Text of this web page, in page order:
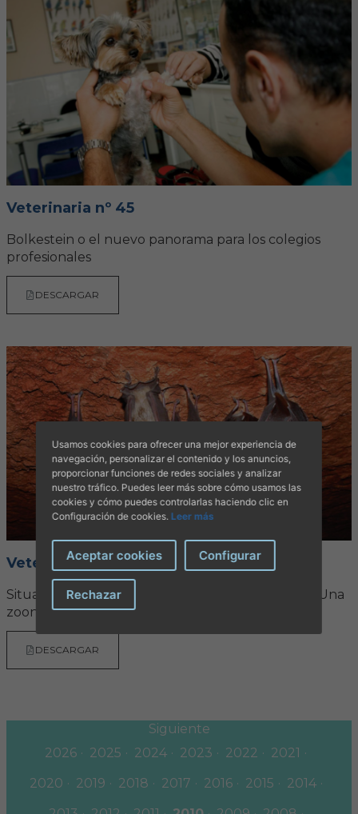
CONTACTO
Veterinaria nº 45
Bolkestein o el nuevo panorama para los colegios
profesionales
DESCARGAR
Veterinaria nº 44
Situación de la rabia a la península y en las Islas: ¿Una
zoonosis del pasado?
DESCARGAR
Siguiente
2026
2025 2024 2023 2022
2021
2020
2019 2018 2017 2016 2015
2014
Usamos cookies para ofrecer una mejor experiencia de
navegación, personalizar el contenido y los anuncios,
proporcionar funciones de redes sociales y analizar
nuestro tráfico. Puedes leer más sobre cómo usamos las
cookies y cómo puedes controlarlas haciendo clic en
Configuración de cookies. Leer más
Aceptar cookies Configurar
Rechazar